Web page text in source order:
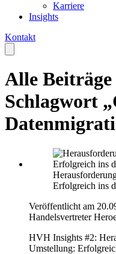
Karriere
Insights
Kontakt
Alle
Schlagwort
Erfolgreich ins
Veröffentlicht am
Handelsvertreter
HVH Insights #2:
Umstellung: